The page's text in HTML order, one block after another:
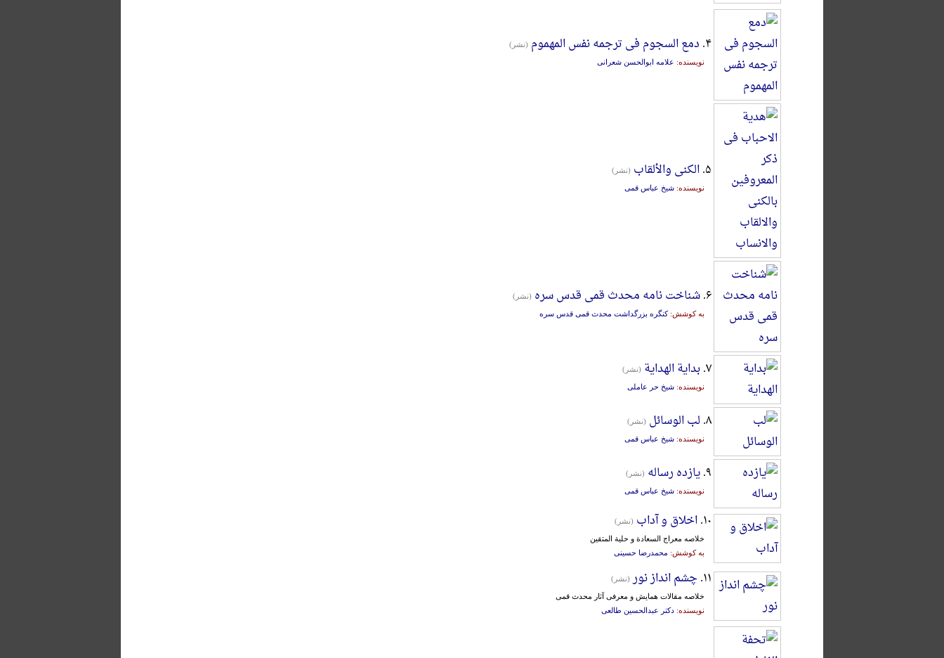
۴. دمع السجوم فی ترجمه نفس المهموم (نشر)
نویسنده: علامه ابوالحسن شعرانی
۵. الکنی والألقاب (نشر)
نویسنده: شیخ عباس قمی
۶. شناخت نامه محدث قمی قدس سره (نشر)
به کوشش:کنگره بزرگداشت محدث قمی قدس سره
۷. بدایة الهدایة (نشر)
نویسنده: شیخ حر عاملی
۸. لب الوسائل (نشر)
نویسنده: شیخ عباس قمی
۹. یازده رساله (نشر)
نویسنده: شیخ عباس قمی
۱۰. اخلاق و آداب (نشر)
خلاصه معراج السعادة و حلیة المتقین
به کوشش: محمدرضا حسینی
۱۱. چشم انداز نور (نشر)
خلاصه مقالات همایش و معرفی آثار محدث قمی
نویسنده: دکتر عبدالحسین طالعی